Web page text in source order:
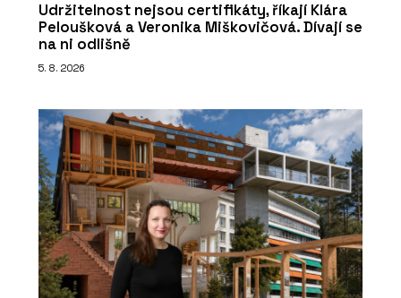
Udržitelnost nejsou certifikáty, říkají Klára
Peloušková a Veronika Miškovičová. Dívají se
na ni odlišně
5. 8. 2026